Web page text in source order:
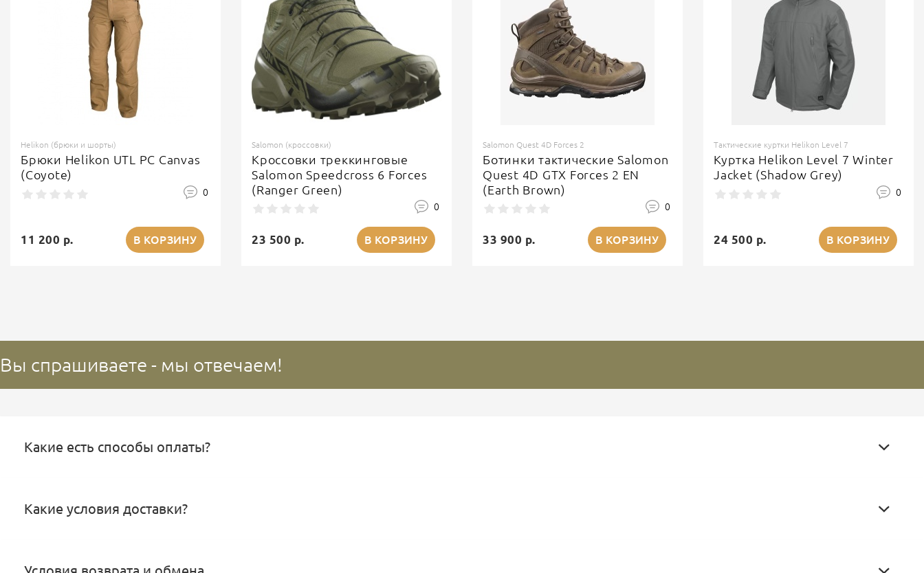
Helikon (брюки и шорты)
Брюки Helikon UTL PC Canvas
(Coyote)
0
11 200 р. В КОРЗИНУ
Salomon (кроссовки)
Кроссовки треккинговые
Salomon Speedcross 6 Forces
(Ranger Green)
0
23 500 р. В КОРЗИНУ
Salomon Quest 4D Forces 2
Ботинки тактические Salomon
Quest 4D GTX Forces 2 EN
(Earth Brown)
0
33 900 р. В КОРЗИНУ
Тактические куртки Helikon Level 7
Куртка Helikon Level 7 Winter
Jacket (Shadow Grey)
0
24 500 р. В КОРЗИНУ
Вы спрашиваете - мы отвечаем!
Какие есть способы оплаты?
Какие условия доставки?